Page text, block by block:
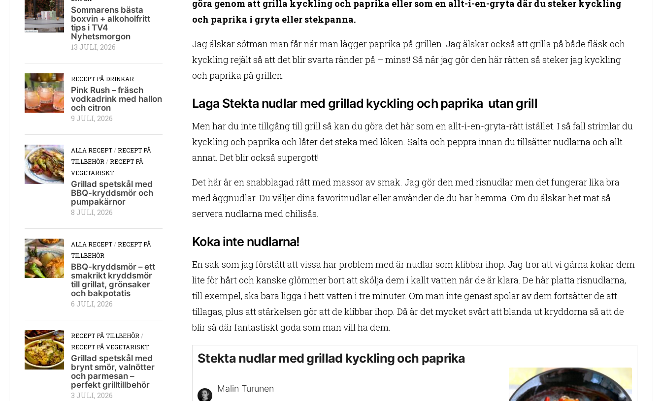
göra genom att grilla kyckling och paprika eller som en allt-i-en-gryta där du steker kyckling
och paprika i gryta eller stekpanna.
Jag älskar sötman man får när man lägger paprika på grillen. Jag älskar också att grilla på både fläsk och
kyckling rejält så att det blir svarta ränder på – minst! Så när jag gör den här rätten så steker jag kyckling
och paprika på grillen.
Laga Stekta nudlar med grillad kyckling och paprika utan grill
Men har du inte tillgång till grill så kan du göra det här som en allt-i-en-gryta-rätt istället. I så fall strimlar du
kyckling och paprika och låter det steka med löken. Salta och peppra innan du tillsätter nudlarna och allt
annat. Det blir också supergott!
Det här är en snabblagad rätt med massor av smak. Jag gör den med risnudlar men det fungerar lika bra
med äggnudlar. Du väljer dina favoritnudlar eller använder de du har hemma. Om du älskar het mat så
servera nudlarna med chilisås.
Koka inte nudlarna!
En sak som jag förstått att vissa har problem med är nudlar som klibbar ihop. Jag tror att vi gärna kokar dem
lite för hårt och kanske glömmer bort att skölja dem i kallt vatten när de är klara. De här platta risnudlarna,
till exempel, ska bara ligga i hett vatten i tre minuter. Om man inte genast spolar av dem fortsätter de att
tillagas, plus att stärkelsen gör att de klibbar ihop. Då är det mycket svårt att blanda ut kryddorna så att de
blir så där fantastiskt goda som man vill ha dem.
Stekta nudlar med grillad kyckling och paprika
Malin Turunen
Sommarens bästa
boxvin + alkoholfritt
tips i TV4
Nyhetsmorgon
13 JULI, 2026
RECEPT PÅ DRINKAR
Pink Rush – fräsch
vodkadrink med hallon
och citron
9 JULI, 2026
ALLA RECEPT/RECEPT PÅ
TILLBEHÖR/RECEPT PÅ
VEGETARISKT
Grillad spetskål med
BBQ-kryddsmör och
pumpakärnor
8 JULI, 2026
ALLA RECEPT/RECEPT PÅ
TILLBEHÖR
BBQ-kryddsmör – ett
smakrikt kryddsmör
till grillat, grönsaker
och bakpotatis
6 JULI, 2026
RECEPT PÅ TILLBEHÖR/
RECEPT PÅ VEGETARISKT
Grillad spetskål med
brynt smör, valnötter
och parmesan –
perfekt grilltillbehör
3 JULI, 2026